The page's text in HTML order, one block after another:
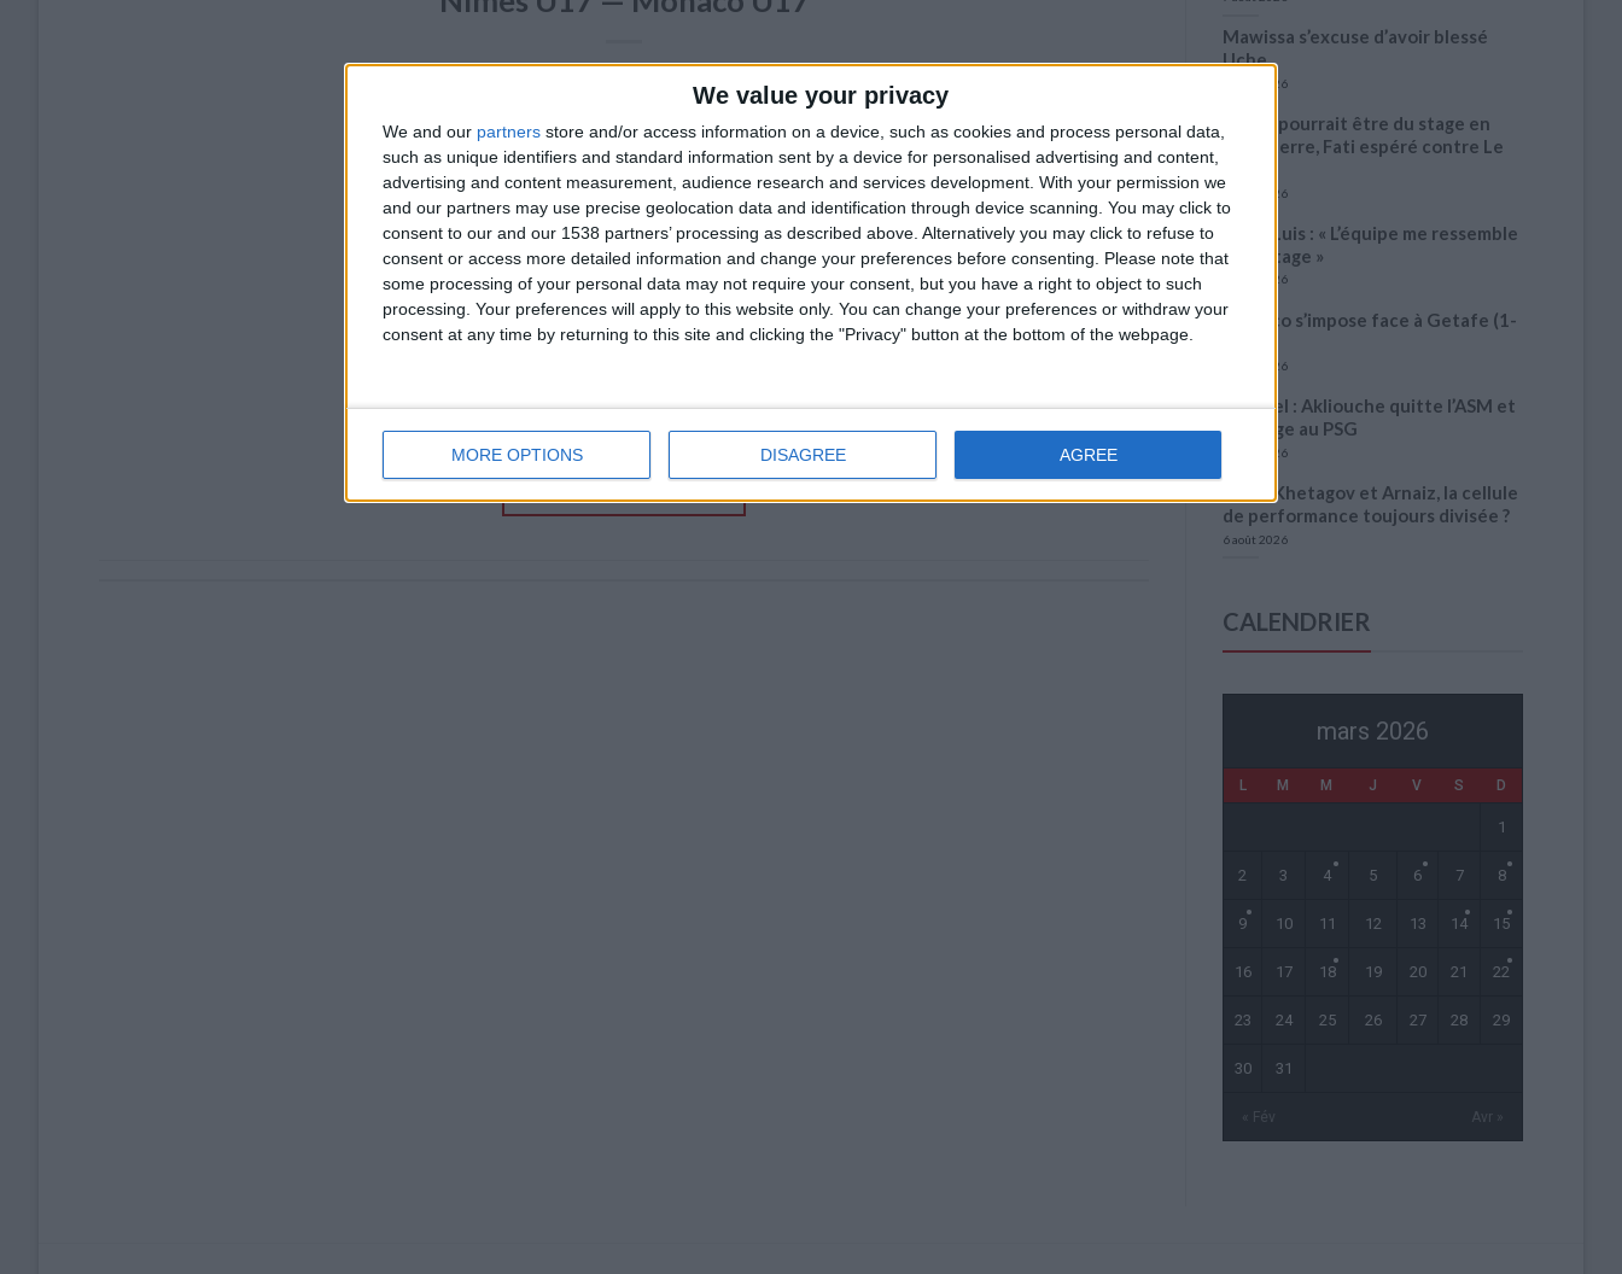
We value your privacy
We and our partners store and/or access information on a device, such as cookies and process personal data,
such as unique identifiers and standard information sent by a device for personalised advertising and content,
advertising and content measurement, audience research and services development. With your permission we
and our partners may use precise geolocation data and identification through device scanning. You may click to
consent to our and our 1538 partners’ processing as described above. Alternatively you may click to refuse to
consent or access more detailed information and change your preferences before consenting.
Please note that
some processing of your personal data may not require your consent, but you have a right to object to such
processing. Your preferences will apply to this website only. You can change your preferences or withdraw your
consent at any time by returning to this site and clicking the "Privacy" button at the bottom of the webpage.
MORE OPTIONS DISAGREE AGREE
CONTINUER LA LECTURE→
Mawissa s’excuse d’avoir blessé
Uche
7 août 2026
Pogba pourrait être du stage en
Angleterre, Fati espéré contre Le
6 août 2026
Filipe Luis : « L’équipe me ressemble
davantage »
6 août 2026
Monaco s’impose face à Getafe (1-
6 août 2026
Officiel : Akliouche quitte l’ASM et
s’engage au PSG
6 août 2026
Entre Khetagov et Arnaiz, la cellule
de performance toujours divisée ?
6 août 2026
CALENDRIER
mars 2026
L M M J V S D
« Fév Avr »
1
2 3 4 5 6 7 8
9 10 11 12 13 14 15
16 17 18 19 20 21 22
23 24 25 26 27 28 29
30 31